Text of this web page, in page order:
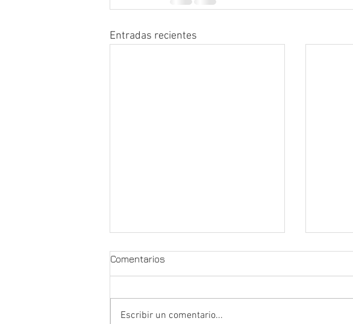
Entradas recientes
Comentarios
Escribir un comentario...